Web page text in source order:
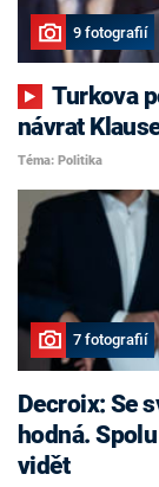
9 fotografií
Turkova pomsta, nekonfliktní Havlíček i
návrat
Téma: Politika
7 fotografií
Decroix: Se
hodná.
vidět